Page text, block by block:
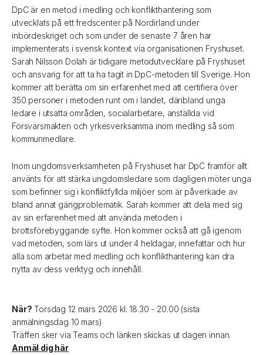
DpC är en metod i medling och konflikthantering som
utvecklats på ett fredscenter på Nordirland under
inbördeskriget och som under de senaste 7 åren har
implementerats i svensk kontext via organisationen Fryshuset.
Sarah Nilsson Dolah är tidigare metodutvecklare på Fryshuset
och ansvarig för att ta ha tagit in DpC-metoden till Sverige. Hon
kommer att berätta om sin erfarenhet med att certifiera över
350 personer i metoden runt om i landet, däribland unga
ledare i utsatta områden, socialarbetare, anställda vid
Försvarsmakten och yrkesverksamma inom medling så som
kommunmedlare.
Inom ungdomsverksamheten på Fryshuset har DpC framför allt
använts för att stärka ungdomsledare som dagligen möter unga
som befinner sig i konfliktfyllda miljöer som är påverkade av
bland annat gängproblematik. Sarah kommer att dela med sig
av sin erfarenhet med att använda metoden i
brottsförebyggande syfte. Hon kommer också att gå igenom
vad metoden, som lärs ut under 4 heldagar, innefattar och hur
alla som arbetar med medling och konflikthantering kan dra
nytta av dess verktyg och innehåll.
När? Torsdag 12 mars 2026 kl. 18.30 - 20.00 (sista
anmälningsdag 10 mars)
Träffen sker via Teams och länken skickas ut dagen innan.
Anmäl dig här